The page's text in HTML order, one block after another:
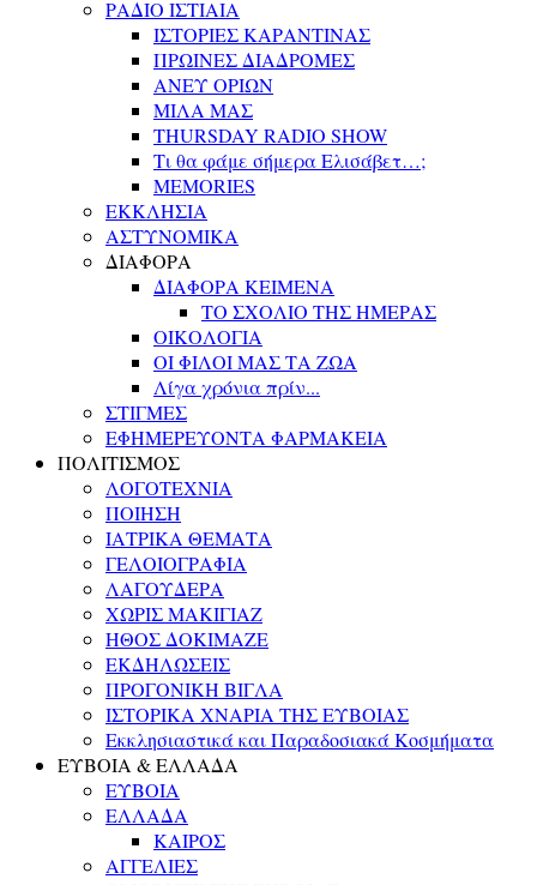
ΡΑΔΙΟ ΙΣΤΙΑΙΑ
ΙΣΤΟΡΙΕΣ ΚΑΡΑΝΤΙΝΑΣ
ΠΡΩΙΝΕΣ ΔΙΑΔΡΟΜΕΣ
ΑΝΕΥ ΟΡΙΩΝ
ΜΙΛΑ ΜΑΣ
THURSDAY RADIO SHOW
Τι θα φάμε σήμερα Ελισάβετ…;
MEMORIES
ΕΚΚΛΗΣΙΑ
ΑΣΤΥΝΟΜΙΚΑ
ΔΙΑΦΟΡΑ
ΔΙΑΦΟΡΑ ΚΕΙΜΕΝΑ
ΤΟ ΣΧΟΛΙΟ ΤΗΣ ΗΜΕΡΑΣ
ΟΙΚΟΛΟΓΙΑ
ΟΙ ΦΙΛΟΙ ΜΑΣ ΤΑ ΖΩΑ
Λίγα χρόνια πρίν...
ΣΤΙΓΜΕΣ
ΕΦΗΜΕΡΕΥΟΝΤΑ ΦΑΡΜΑΚΕΙΑ
ΠΟΛΙΤΙΣΜΟΣ
ΛΟΓΟΤΕΧΝΙΑ
ΠΟΙΗΣΗ
ΙΑΤΡΙΚΑ ΘΕΜΑΤΑ
ΓΕΛΟΙΟΓΡΑΦΙΑ
ΛΑΓΟΥΔΕΡΑ
ΧΩΡΙΣ ΜΑΚΙΓΙΑΖ
ΗΘΟΣ ΔΟΚΙΜΑΖΕ
ΕΚΔΗΛΩΣΕΙΣ
ΠΡΟΓΟΝΙΚΗ ΒΙΓΛΑ
ΙΣΤΟΡΙΚΑ ΧΝΑΡΙΑ ΤΗΣ ΕΥΒΟΙΑΣ
Εκκλησιαστικά και Παραδοσιακά Κοσμήματα
ΕΥΒΟΙΑ & ΕΛΛΑΔΑ
ΕΥΒΟΙΑ
ΕΛΛΑΔΑ
ΚΑΙΡΟΣ
ΑΓΓΕΛΙΕΣ